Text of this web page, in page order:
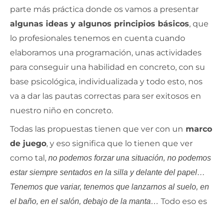
parte más práctica donde os vamos a presentar
algunas ideas y algunos principios básicos, que
lo profesionales tenemos en cuenta cuando
elaboramos una programación, unas actividades
para conseguir una habilidad en concreto, con su
base psicológica, individualizada y todo esto, nos
va a dar las pautas correctas para ser exitosos en
nuestro niño en concreto.
Todas las propuestas tienen que ver con un marco
de juego, y eso significa que lo tienen que ver
como tal, no podemos forzar una situación, no podemos
estar siempre sentados en la silla y delante del papel…
Tenemos que variar, tenemos que lanzarnos al suelo, en
el baño, en el salón, debajo de la manta… Todo eso es